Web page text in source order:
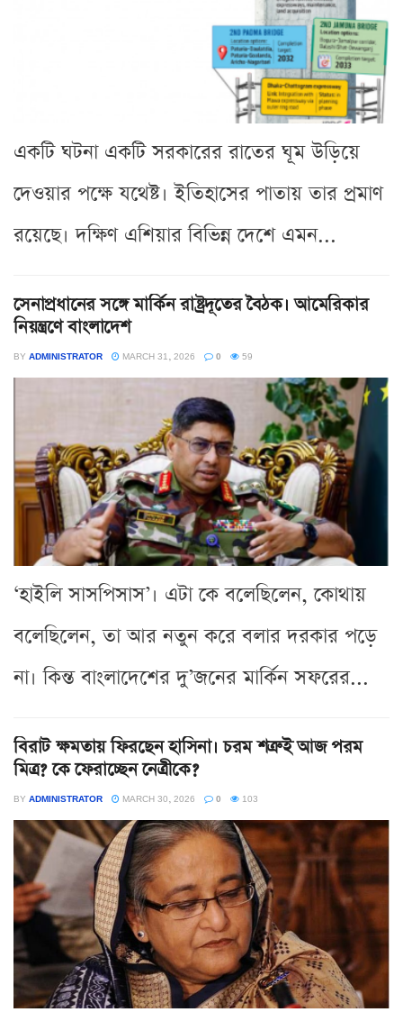
একটি ঘটনা একটি সরকারের রাতের ঘূম উড়িয়ে
দেওয়ার পক্ষে যথেষ্ট। ইতিহাসের পাতায় তার প্রমাণ
রয়েছে। দক্ষিণ এশিয়ার বিভিন্ন দেশে এমন...
সেনাপ্রধানের সঙ্গে মার্কিন রাষ্ট্রদূতের বৈঠক। আমেরিকার
নিয়ন্ত্রণে বাংলাদেশ
BY ADMINISTRATOR MARCH 31, 2026 0 59
‘হাইলি সাসপিসাস’। এটা কে বলেছিলেন, কোথায়
বলেছিলেন, তা আর নতুন করে বলার দরকার পড়ে
না। কিন্ত বাংলাদেশের দু’জনের মার্কিন সফরের...
বিরাট ক্ষমতায় ফিরছেন হাসিনা। চরম শত্রুই আজ পরম
মিত্র? কে ফেরাচ্ছেন নেত্রীকে?
BY ADMINISTRATOR MARCH 30, 2026 0 103